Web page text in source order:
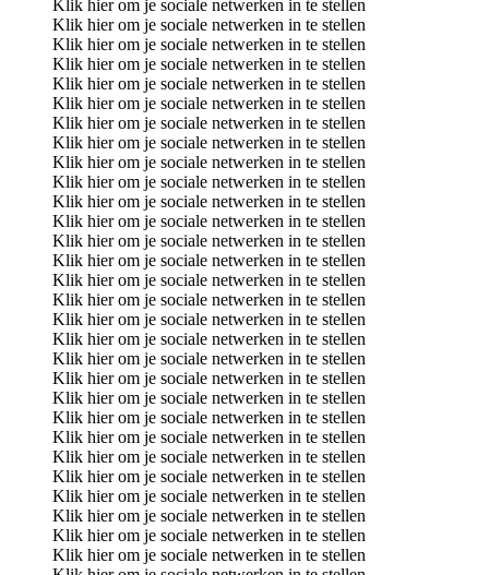
Klik hier om je sociale netwerken in te stellen
Klik hier om je sociale netwerken in te stellen
Klik hier om je sociale netwerken in te stellen
Klik hier om je sociale netwerken in te stellen
Klik hier om je sociale netwerken in te stellen
Klik hier om je sociale netwerken in te stellen
Klik hier om je sociale netwerken in te stellen
Klik hier om je sociale netwerken in te stellen
Klik hier om je sociale netwerken in te stellen
Klik hier om je sociale netwerken in te stellen
Klik hier om je sociale netwerken in te stellen
Klik hier om je sociale netwerken in te stellen
Klik hier om je sociale netwerken in te stellen
Klik hier om je sociale netwerken in te stellen
Klik hier om je sociale netwerken in te stellen
Klik hier om je sociale netwerken in te stellen
Klik hier om je sociale netwerken in te stellen
Klik hier om je sociale netwerken in te stellen
Klik hier om je sociale netwerken in te stellen
Klik hier om je sociale netwerken in te stellen
Klik hier om je sociale netwerken in te stellen
Klik hier om je sociale netwerken in te stellen
Klik hier om je sociale netwerken in te stellen
Klik hier om je sociale netwerken in te stellen
Klik hier om je sociale netwerken in te stellen
Klik hier om je sociale netwerken in te stellen
Klik hier om je sociale netwerken in te stellen
Klik hier om je sociale netwerken in te stellen
Klik hier om je sociale netwerken in te stellen